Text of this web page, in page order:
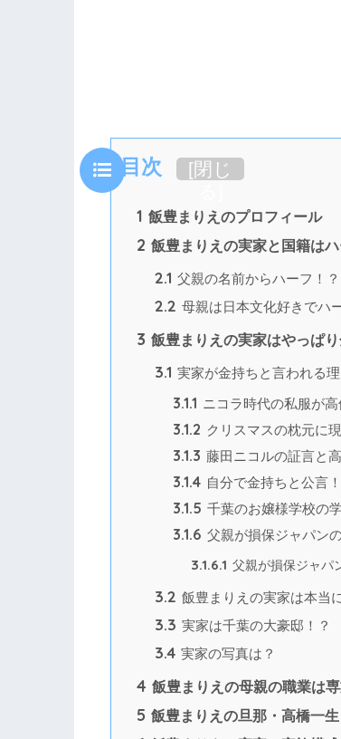
目次 [閉じ
1 飯豊まりえのプロフィール
2 飯豊まりえの実家と国籍はハ
2.1 父親の名前からハーフ！？
2.2 母親は日本文化好きでハ
3 飯豊まりえの実家はやっぱ
3.1 実家が金持ちと言われる
3.1.1 ニコラ時代の私服が高
3.1.2 クリスマスの枕元に
3.1.3 藤田ニコルの証言と
3.1.4 自分で金持ちと公言
3.1.5 千葉のお嬢様学校の
3.1.6 父親が損保ジャパン
3.1.6.1 父親が損保ジャパ
3.2 飯豊まりえの実家は本当
3.3 実家は千葉の大豪邸！？
3.4 実家の写真は？
4 飯豊まりえの母親の職業は
5 飯豊まりえの旦那・高橋一